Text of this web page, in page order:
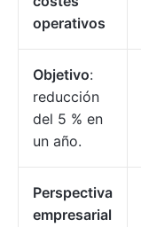
operativos
Objetivo:
reducción
del 5 % en
un año.
Perspectiva
empresarial